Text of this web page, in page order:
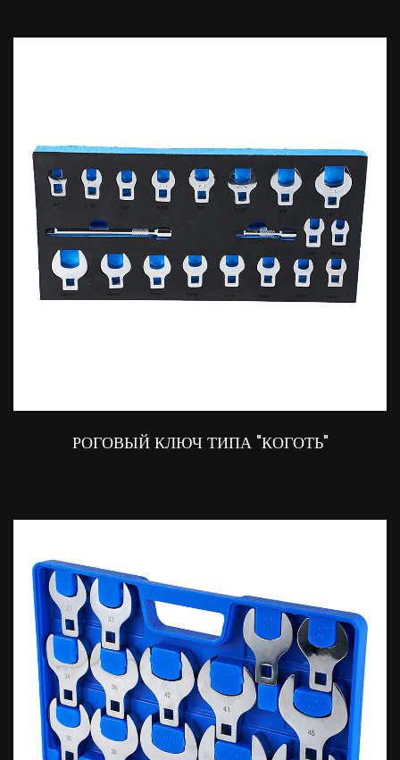
РОГОВЫЙ КЛЮЧ ТИПА "КОГОТЬ"